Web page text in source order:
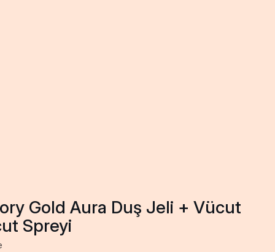
Gold Aura Duş Jeli + Vücut
Spreyi